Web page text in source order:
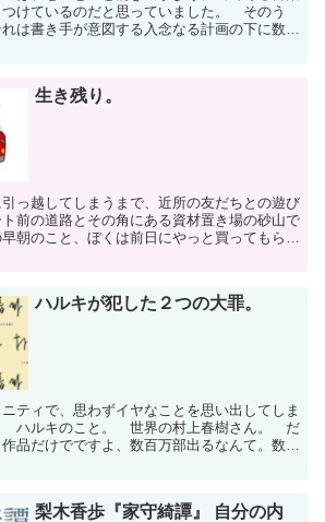
けているのだと思っていました。 そのう
は書き手が意図する入念なる計画の下に数々
生き残り。
っ越してしまうまで、近所の友だちとの遊び
前の道路とその角にある資材置き場の砂山で
朝のこと、ぼくは前日にやっと買ってもらっ
ハルキが犯した２つの大罪。
ティで、思わずイヤなことを思い出してしま
ハルキのこと。 世界の村上春樹さん。 だ
品だけでですよ、数百万部出るなんて。数は
梨木香歩『家守綺譚』 自分の内